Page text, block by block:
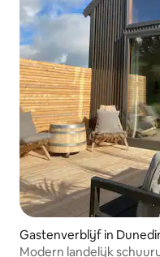
Gastenverblijf in
Modern landelijk